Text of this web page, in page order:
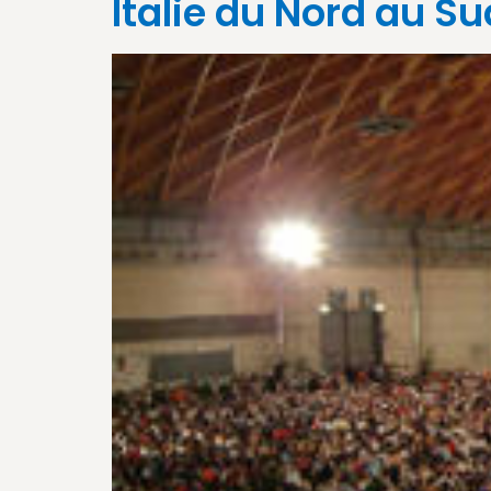
Italie du Nord au